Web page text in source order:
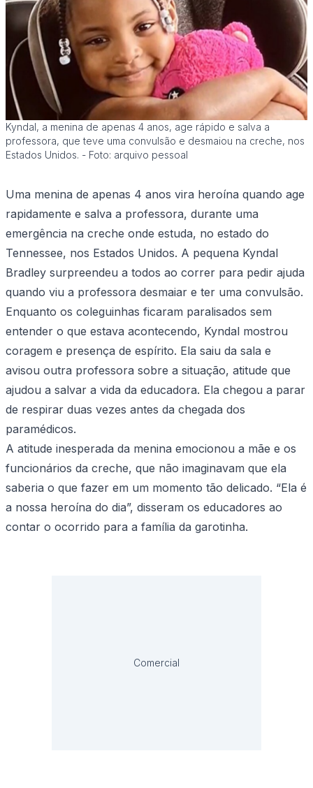
Kyndal, a menina de apenas 4 anos, age rápido e salva a
professora, que teve uma convulsão e desmaiou na creche, nos
Estados Unidos. - Foto: arquivo pessoal
Uma menina de apenas 4 anos vira heroína quando age
rapidamente e salva a professora, durante uma
emergência na creche onde estuda, no estado do
Tennessee, nos Estados Unidos. A pequena Kyndal
Bradley surpreendeu a todos ao correr para pedir ajuda
quando viu a professora desmaiar e ter uma convulsão.
Enquanto os coleguinhas ficaram paralisados sem
entender o que estava acontecendo, Kyndal mostrou
coragem e presença de espírito. Ela saiu da sala e
avisou outra professora sobre a situação, atitude que
ajudou a salvar a vida da educadora. Ela chegou a parar
de respirar duas vezes antes da chegada dos
paramédicos.
A atitude inesperada da menina emocionou a mãe e os
funcionários da creche, que não imaginavam que ela
saberia o que fazer em um momento tão delicado. “Ela é
a nossa heroína do dia”, disseram os educadores ao
contar o ocorrido para a família da garotinha.
Comercial